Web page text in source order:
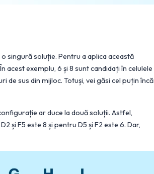
singură soluție. Pentru a aplica această
acest exemplu, 6 și 8 sunt candidați în celulele
de sus din mijloc. Totuși, vei găsi cel puțin încă
ar duce la două soluții. Astfel,
și F5 este 8 și pentru D5 și F2 este 6. Dar,